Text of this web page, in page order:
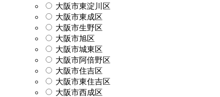
大阪市東淀川区
大阪市東成区
大阪市生野区
大阪市旭区
大阪市城東区
大阪市阿倍野区
大阪市住吉区
大阪市東住吉区
大阪市西成区